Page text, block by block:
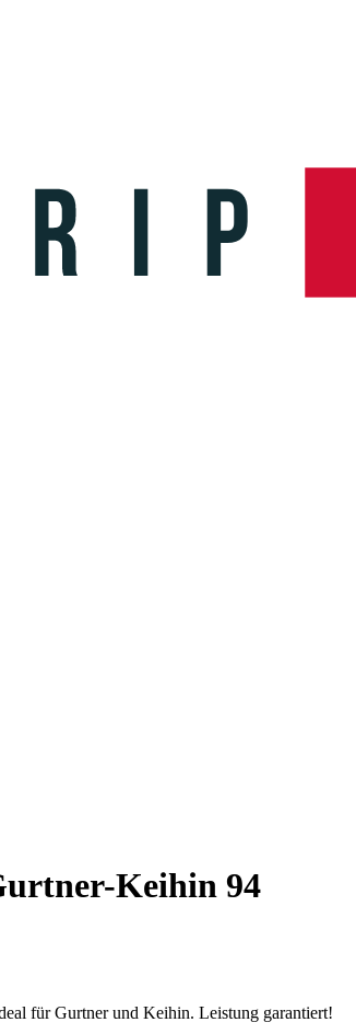
Keihin 94
für Gurtner und Keihin. Leistung garantiert!